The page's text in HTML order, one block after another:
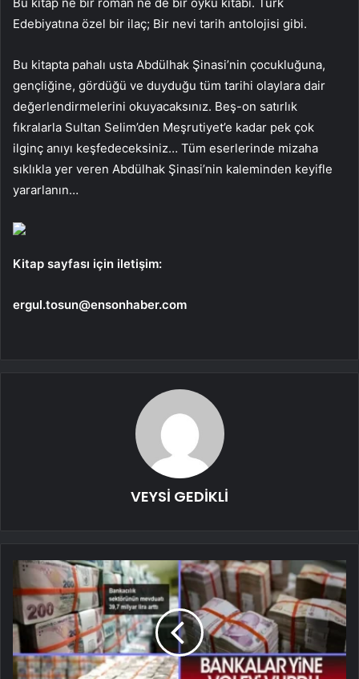
Edebiyatına özel bir ilaç; Bir nevi tarih antolojisi gibi.
Bu kitapta pahalı usta Abdülhak Şinasi’nin çocukluğuna,
gençliğine, gördüğü ve duyduğu tüm tarihi olaylara dair
değerlendirmelerini okuyacaksınız. Beş-on satırlık
fıkralarla Sultan Selim’den Meşrutiyet’e kadar pek çok
ilginç anıyı keşfedeceksiniz… Tüm eserlerinde mizaha
sıklıkla yer veren Abdülhak Şinasi’nin kaleminden keyifle
yararlanın…
Kitap sayfası için iletişim:
ergul.tosun@ensonhaber.com
VEYSİ GEDİKLİ